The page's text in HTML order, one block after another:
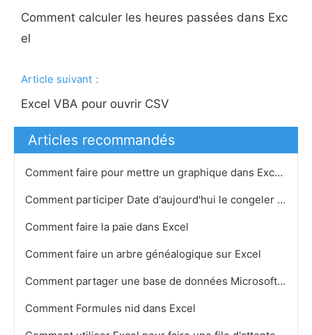
Comment calculer les heures passées dans Exc
el
Article suivant：
Excel VBA pour ouvrir CSV
Articles recommandés
Comment faire pour mettre un graphique dans Excel dans une feuille différente
Comment participer Date d'aujourd'hui le congeler dans Excel
Comment faire la paie dans Excel
Comment faire un arbre généalogique sur Excel
Comment partager une base de données Microsoft Access
Comment Formules nid dans Excel